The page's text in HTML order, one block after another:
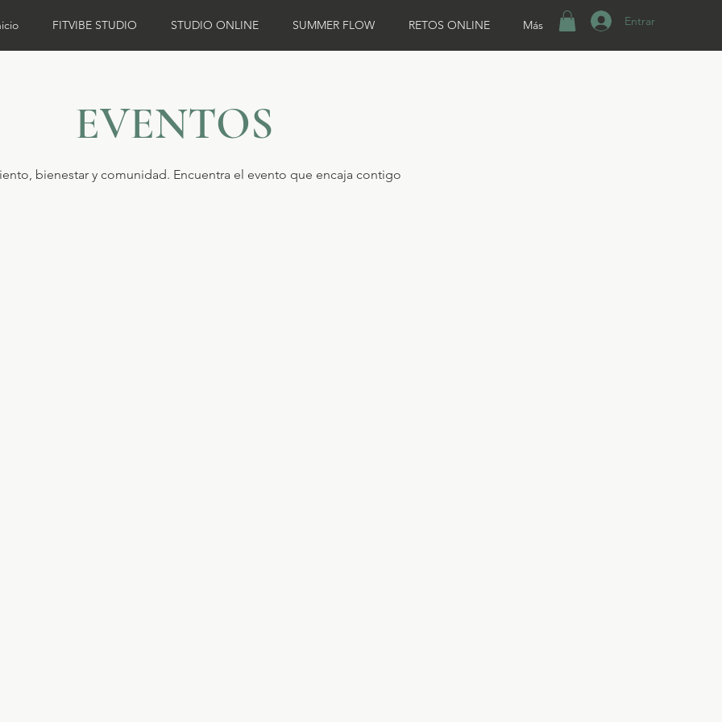
FITVIBE STUDIO STUDIO ONLINE SUMMER FLOW RETOS ONLINE Más Entrar
EVENTOS
bienestar y comunidad. Encuentra el evento que encaja contigo